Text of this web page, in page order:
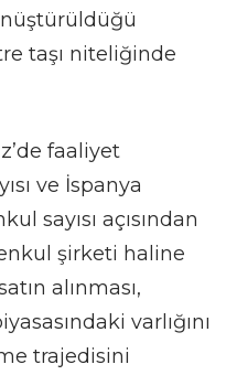
taşı niteliğinde
faaliyet
ve İspanya
sayısı açısından
şirketi haline
alınması,
varlığını
trajedisini